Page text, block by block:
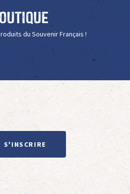
du Souvenir Français !
S'INSCRIRE